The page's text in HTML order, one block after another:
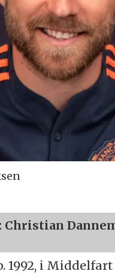
Christian
1992, i Middelfart